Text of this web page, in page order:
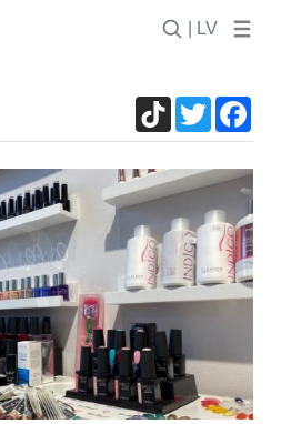
| LV
TikTokTwitter